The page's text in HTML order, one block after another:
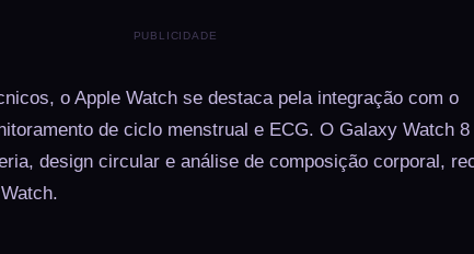
PUBLICIDADE
o Apple Watch se destaca pela integração com o
de ciclo menstrual e ECG. O Galaxy Watch
design circular e análise de composição corporal,